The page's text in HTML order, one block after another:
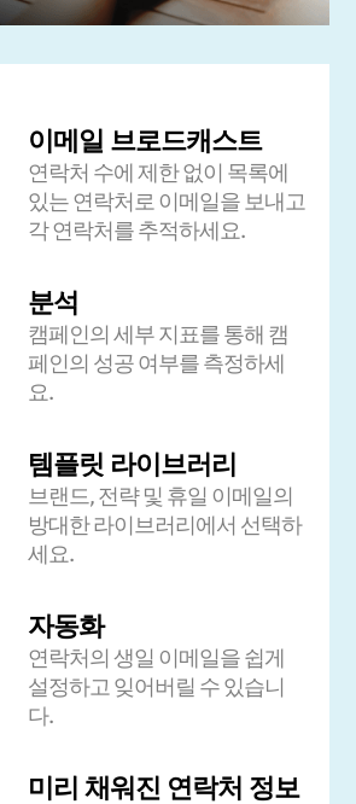
이메일 브로드캐스트
연락처 수에 제한 없이 목록에
있는 연락처로 이메일을 보내고
각 연락처를 추적하세요.
분석
캠페인의 세부 지표를 통해 캠
페인의 성공 여부를 측정하세
요.
템플릿 라이브러리
브랜드, 전략 및 휴일 이메일의
방대한 라이브러리에서 선택하
세요.
자동화
연락처의 생일 이메일을 쉽게
설정하고 잊어버릴 수 있습니
다.
미리 채워진 연락처 정보